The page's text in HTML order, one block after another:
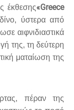
έκθεσης«Greece
ύστερα από
αιφνιδιαστικά
της, τη δεύτερη
ματαίωση της
πέραν της